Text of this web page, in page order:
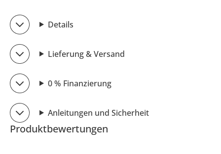
Details
Lieferung & Versand
0 % Finanzierung
Anleitungen und Sicherheit
Produktbewertungen